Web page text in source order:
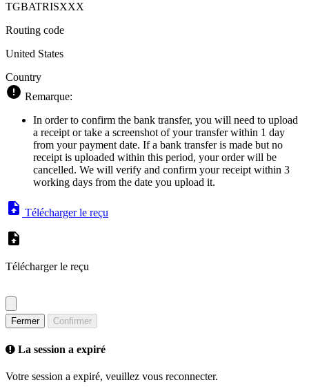
TGBATRISXXX
Routing code
United States
Country
Remarque:
In order to confirm the bank transfer, you will need to upload
a receipt or take a screenshot of your transfer within 1 day
from your payment date. If a bank transfer is made but no
receipt is uploaded within this period, your order will be
cancelled. We will verify and confirm your receipt within 3
working days from the date you upload it.
Télécharger le reçu
Télécharger le reçu
Fermer Confirmer
La session a expiré
Votre session a expiré, veuillez vous reconnecter.